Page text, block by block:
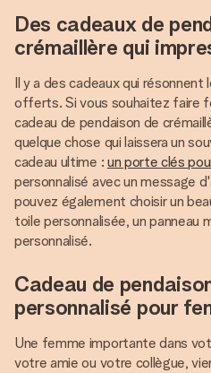
Des cadeaux de
crémaillère qui
Il y a des cadeaux qui
offerts. Si vous souhaitez faire
cadeau de pendaison de
quelque chose qui laissera un
cadeau ultime : un porte clés
personnalisé avec un message
pouvez également choisir un
toile personnalisée, un panneau
personnalisé.
Cadeau de
personnalisé pour
Une femme importante dans
votre amie ou votre collègue,